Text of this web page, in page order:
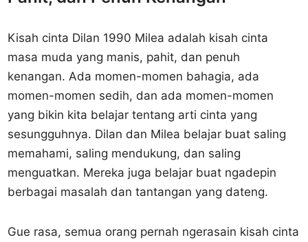
Kisah cinta Dilan 1990 Milea adalah kisah cinta
masa muda yang manis, pahit, dan penuh
kenangan. Ada momen-momen bahagia, ada
momen-momen sedih, dan ada momen-momen
yang bikin kita belajar tentang arti cinta yang
sesungguhnya. Dilan dan Milea belajar buat saling
memahami, saling mendukung, dan saling
menguatkan. Mereka juga belajar buat ngadepin
berbagai masalah dan tantangan yang dateng.
Gue rasa, semua orang pernah ngerasain kisah cinta